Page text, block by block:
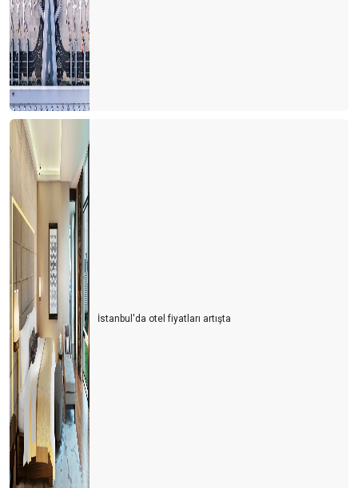
İstanbul'da otel fiyatları artışta